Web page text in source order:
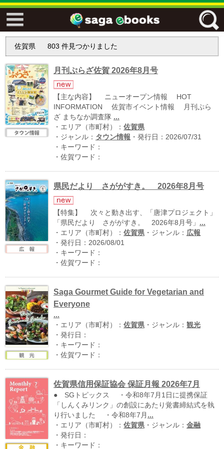
フリーワード
エリア
佐賀ワード
佐賀県 803 件見つかりました
月刊ぷらざ佐賀 2026年8月号
【主な内容】 ニューオープン情報 HOT
INFORMATION 佐賀市イベント情報 月刊ぷら
ざ まちなか調査隊 ...
・エリア（市町村）： 佐賀県
・ジャンル： タウン情報 ・発行日：2026/07/31
・キーワード：
・佐賀ワード：
県民だより さががすき。 2026年8月号
【特集】 次々と動き出す、「唐津プロジェクト」
「県民だより さががすき。 2026年8月号」 ...
・エリア（市町村）： 佐賀県・ジャンル： 広報
・発行日：2026/08/01
・キーワード：
・佐賀ワード：
Saga Gourmet Guide for Vegetarian and
Everyone
...
・エリア（市町村）： 佐賀県・ジャンル： 観光
・発行日：
・キーワード：
・佐賀ワード：
佐賀県信用保証協会 保証月報 2026年7月
● SGトピックス ・令和8年7月1日に提携保証
「しんくみリンク」の創設にあたり覚書締結式を執
り行いました ・令和8年7月 ...
・エリア（市町村）： 佐賀県・ジャンル： 金融
・発行日：
・キーワード：
↓↓ ebooks専用本棚 ↓↓
運営：福博印刷
saga ebooksとは
運営会社
ご利用ガイド
よくある質問
サイトマップ
お問い合わせ